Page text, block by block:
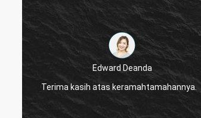
Edward Deanda
Terima kasih atas keramahtamahannya.